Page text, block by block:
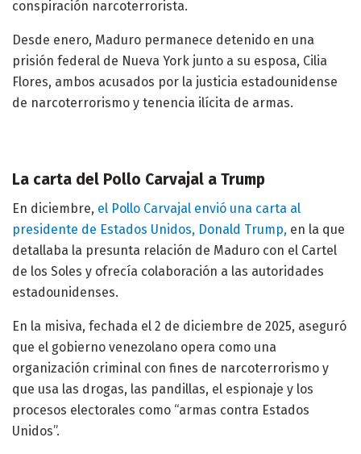
conspiración narcoterrorista.
Desde enero, Maduro permanece detenido en una
prisión federal de Nueva York junto a su esposa, Cilia
Flores, ambos acusados por la justicia estadounidense
de narcoterrorismo y tenencia ilícita de armas.
La carta del Pollo Carvajal a Trump
En diciembre, el Pollo Carvajal envió una carta al
presidente de Estados Unidos, Donald Trump, en la que
detallaba la presunta relación de Maduro con el Cartel
de los Soles y ofrecía colaboración a las autoridades
estadounidenses.
En la misiva, fechada el 2 de diciembre de 2025, aseguró
que el gobierno venezolano opera como una
organización criminal con fines de narcoterrorismo y
que usa las drogas, las pandillas, el espionaje y los
procesos electorales como “armas contra Estados
Unidos”.